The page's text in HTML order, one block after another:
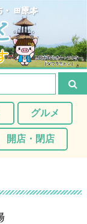
グルメ
開店・閉店